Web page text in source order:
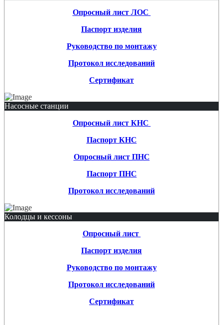
Опросный лист ЛОС
Паспорт изделия
Руководство по монтажу
Протокол исследований
Сертификат
Насосные станции
Опросный лист КНС
Паспорт КНС
Опросный лист ПНС
Паспорт ПНС
Протокол исследований
Колодцы и кессоны
Опросный лист
Паспорт изделия
Руководство по монтажу
Протокол исследований
Сертификат